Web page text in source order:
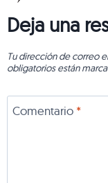
Deja una
Tu dirección de correo
obligatorios están
Comentario *